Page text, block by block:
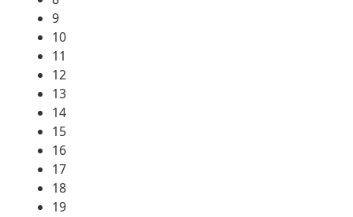
9
10
11
12
13
14
15
16
17
18
19